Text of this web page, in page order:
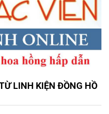
LINH KIỆN ĐỒNG HỒ